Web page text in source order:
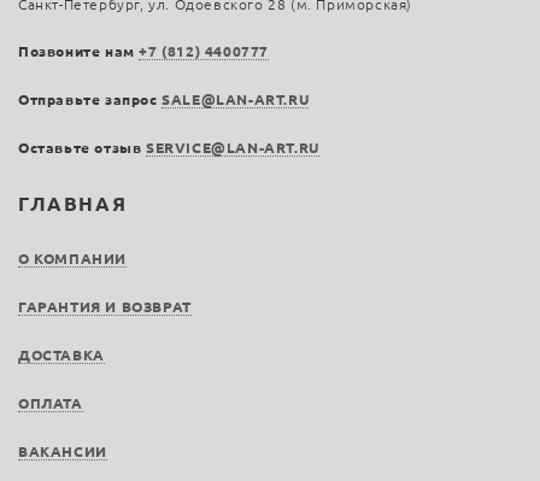
ГЛАВНАЯ
О КОМПАНИИ
ГАРАНТИЯ И ВОЗВРАТ
ДОСТАВКА
ОПЛАТА
ВАКАНСИИ
Санкт-Петербург, ул. Одоевского 28 (м. Приморская)
Позвоните нам+7 (812) 4400777
Отправьте запросSALE@LAN-ART.RU
Оставьте отзыв SERVICE@LAN-ART.RU